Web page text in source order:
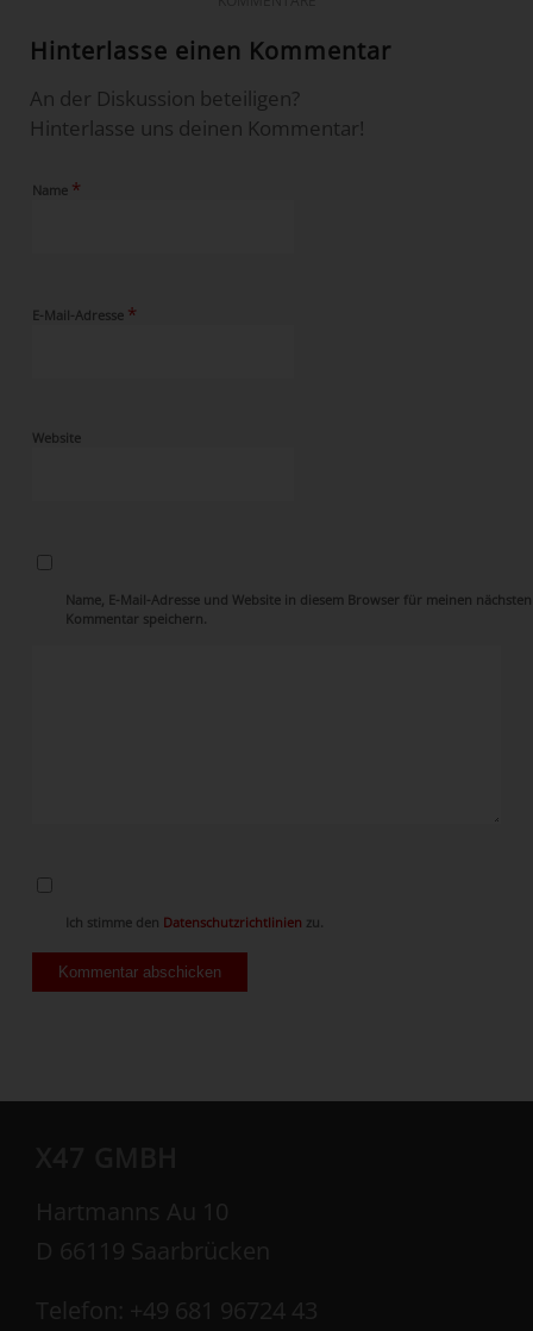
Hinterlasse einen Kommentar
An der Diskussion beteiligen?
Hinterlasse uns deinen Kommentar!
Name *
E-Mail-Adresse *
Website
Name, E-Mail-Adresse und Website in diesem Browser für meinen nächsten
Kommentar speichern.
Ich stimme den Datenschutzrichtlinien zu.
Hartmanns Au 10
D 66119 Saarbrücken
Telefon: +49 681 96724 43